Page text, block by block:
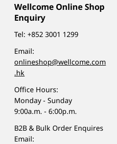
Wellcome Online Shop
Enquiry
Tel:+852 3001 1299
Email:
onlineshop@wellcome.com
.hk
Office Hours:
Monday - Sunday
9:00a.m. - 6:00p.m.
B2B & Bulk Order Enquires
Email: